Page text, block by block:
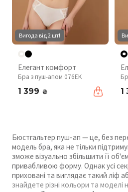
Вигода від 2 шт!
Елегант комфорт
Бра з пуш-апом 076EK
1 399 ₴ 1
Бюстгальтер пуш-ап — це, без
модель бра, яка не тільки
зможе візуально збільшити її
привабливою форму. Однак усі
приховані та виглядає такий ліф
знайдете різні кольори та моделі